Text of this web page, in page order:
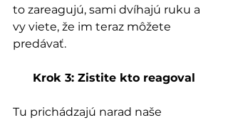
to zareagujú, sami dvíhajú ruku a
vy viete, že im teraz môžete
predávať.
Krok 3: Zistite kto reagoval
Tu prichádzajú narad naše